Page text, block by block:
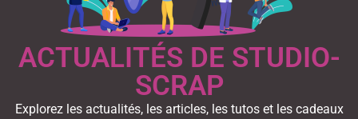
ACTUALITÉS DE STUDIO-
SCRAP
Explorez les actualités, les articles, les tutos et les cadeaux